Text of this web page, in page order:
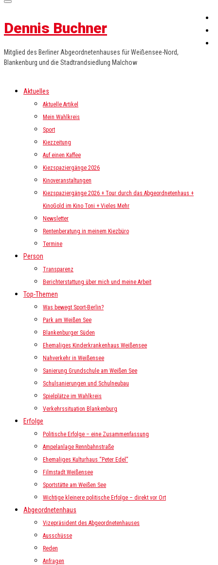
Dennis Buchner
Mitglied des Berliner Abgeordnetenhauses für Weißensee-Nord,
Blankenburg und die Stadtrandsiedlung Malchow
Aktuelles
Aktuelle Artikel
Mein Wahlkreis
Sport
Kiezzeitung
Auf einen Kaffee
Kiezspaziergänge 2026
Kinoveranstaltungen
Kiezspaziergänge 2026 + Tour durch das Abgeordnetenhaus +
KinoGold im Kino Toni + Vieles Mehr
Newsletter
Rentenberatung in meinem Kiezbüro
Termine
Person
Transparenz
Berichterstattung über mich und meine Arbeit
Top-Themen
Was bewegt Sport-Berlin?
Park am Weißen See
Blankenburger Süden
Ehemaliges Kinderkrankenhaus Weißensee
Nahverkehr in Weißensee
Sanierung Grundschule am Weißen See
Schulsanierungen und Schulneubau
Spielplätze im Wahlkreis
Verkehrssituation Blankenburg
Erfolge
Politische Erfolge – eine Zusammenfassung
Ampelanlage Rennbahnstraße
Ehemaliges Kulturhaus “Peter Edel”
Filmstadt Weißensee
Sportstätte am Weißen See
Wichtige kleinere politische Erfolge – direkt vor Ort
Abgeordnetenhaus
Vizepräsident des Abgeordnetenhauses
Ausschüsse
Reden
Anfragen